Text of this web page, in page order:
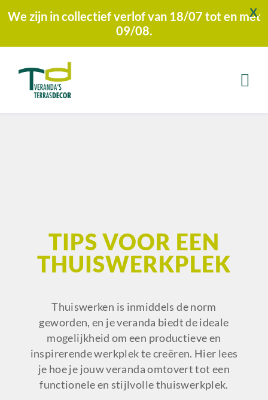
X
We zijn in collectief verlof van 18/07 tot en met
09/08.
TIPS VOOR EEN
THUISWERKPLEK
Thuiswerken is inmiddels de norm
geworden, en je veranda biedt de ideale
mogelijkheid om een productieve en
inspirerende werkplek te creëren. Hier lees
je hoe je jouw veranda omtovert tot een
functionele en stijlvolle thuiswerkplek.